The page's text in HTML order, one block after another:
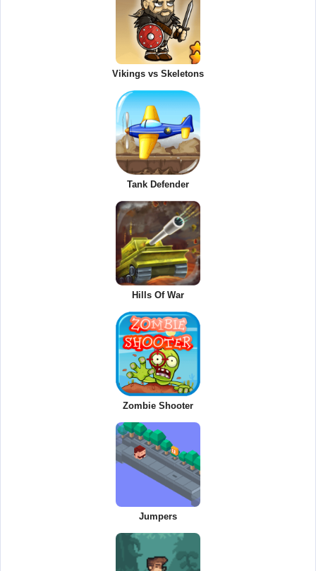
Vikings vs Skeletons
Tank Defender
Hills Of War
Zombie Shooter
Jumpers